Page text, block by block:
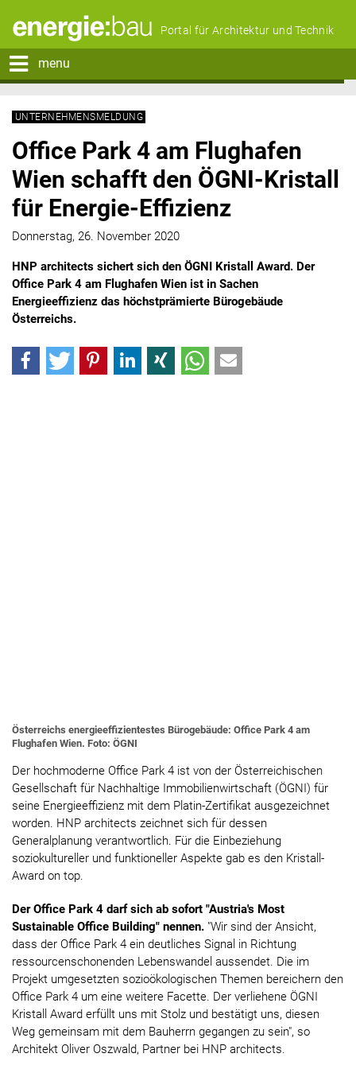
Portal für Architektur und Technik
menu
UNTERNEHMENSMELDUNG
Office Park 4 am Flughafen
Wien schafft den ÖGNI-Kristall
für Energie-Effizienz
Donnerstag, 26. November 2020
HNP architects sichert sich den ÖGNI Kristall Award. Der
Office Park 4 am Flughafen Wien ist in Sachen
Energieeffizienz das höchstprämierte Bürogebäude
Österreichs.
Österreichs energieeffizientestes Bürogebäude: Office Park 4 am
Flughafen Wien. Foto: ÖGNI
Der hochmoderne Office Park 4 ist von der Österreichischen
Gesellschaft für Nachhaltige Immobilienwirtschaft (ÖGNI) für
seine Energieeffizienz mit dem Platin-Zertifikat ausgezeichnet
worden. HNP architects zeichnet sich für dessen
Generalplanung verantwortlich. Für die Einbeziehung
soziokultureller und funktioneller Aspekte gab es den Kristall-
Award on top.
Der Office Park 4 darf sich ab sofort "Austria's Most
Sustainable Office Building" nennen. "Wir sind der Ansicht,
dass der Office Park 4 ein deutliches Signal in Richtung
ressourcenschonenden Lebenswandel aussendet. Die im
Projekt umgesetzten sozioökologischen Themen bereichern den
Office Park 4 um eine weitere Facette. Der verliehene ÖGNI
Kristall Award erfüllt uns mit Stolz und bestätigt uns, diesen
Weg gemeinsam mit dem Bauherrn gegangen zu sein", so
Architekt Oliver Oszwald, Partner bei HNP architects.